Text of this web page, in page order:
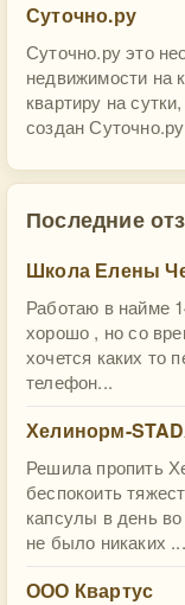
Суточно.ру
Суточно.ру это
недвижимости на
квартиру на
создан
Последние
Школа Елены
Работаю в найме
хорошо , но со
хочется каких то
телефон...
Хелинорм-
Решила пропить
беспокоить
капсулы в день
не было никаких ...
ООО Квартус